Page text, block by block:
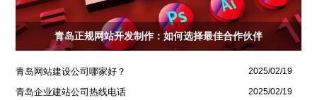
青岛正规网站开发制作：如何选择最佳合作伙伴
青岛网站建设公司哪家好？ 2025/02/19
青岛企业建站公司热线电话 2025/02/19